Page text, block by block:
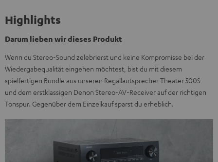
Highlights
Darum lieben wir dieses Produkt
Wenn du Stereo-Sound zelebrierst und keine Kompromisse bei der
Wiedergabequalität eingehen möchtest, bist du mit diesem
spielfertigen Bundle aus unseren Regallautsprecher Theater 500S
und dem erstklassigen Denon Stereo-AV-Receiver auf der richtigen
Tonspur. Gegenüber dem Einzelkauf sparst du erheblich.